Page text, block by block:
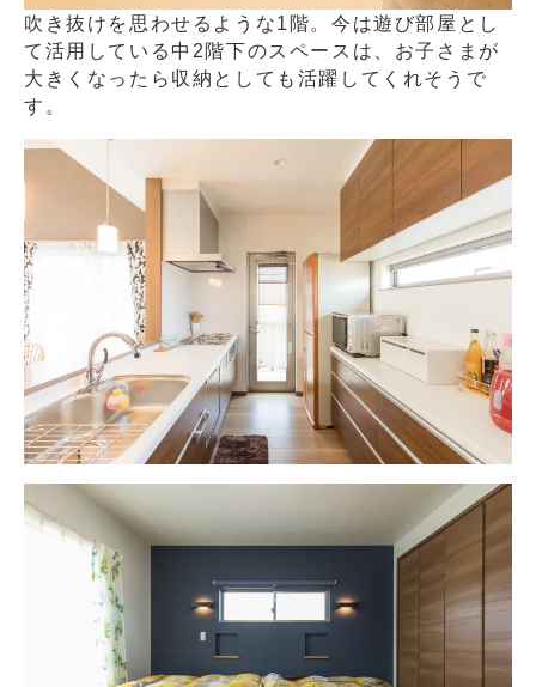
吹き抜けを思わせるような1階。今は遊び部屋とし
て活用している中2階下のスペースは、お子さまが
大きくなったら収納としても活躍してくれそうで
す。